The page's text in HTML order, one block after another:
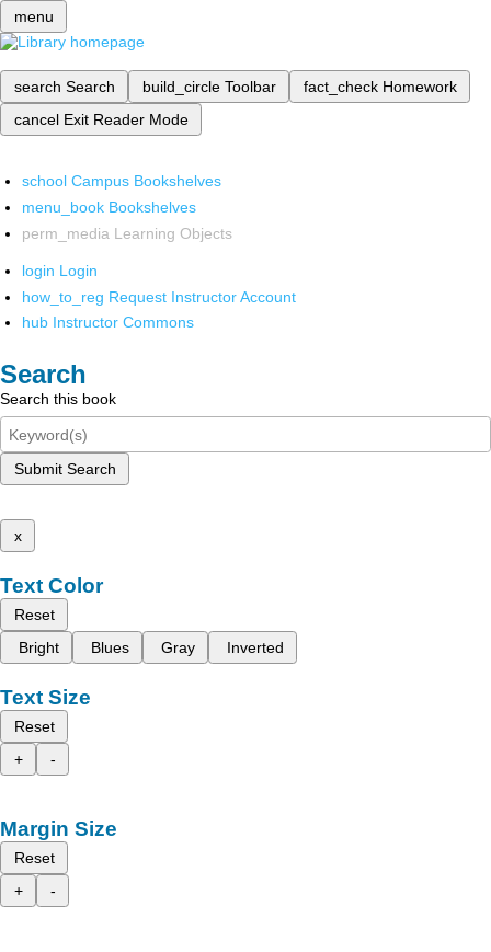
menu
search Search build_circle Toolbar fact_check Homework
cancel Exit Reader Mode
school Campus Bookshelves
menu_book Bookshelves
perm_media Learning Objects
login Login
how_to_reg Request Instructor Account
hub Instructor Commons
Search
Search this book
Submit Search
x
Text Color
Reset
Bright
Blues Gray Inverted
Text Size
Reset
+
-
Margin Size
Reset
+
-